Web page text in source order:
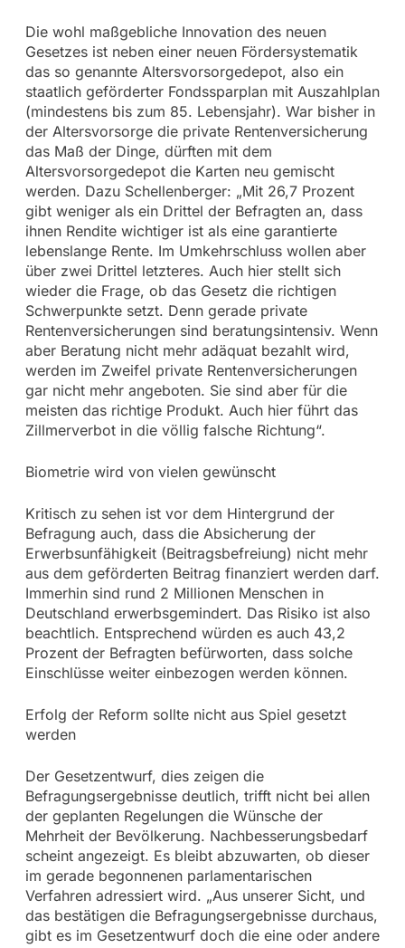
Die wohl maßgebliche Innovation des neuen
Gesetzes ist neben einer neuen Fördersystematik
das so genannte Altersvorsorgedepot, also ein
staatlich geförderter Fondssparplan mit Auszahlplan
(mindestens bis zum 85. Lebensjahr). War bisher in
der Altersvorsorge die private Rentenversicherung
das Maß der Dinge, dürften mit dem
Altersvorsorgedepot die Karten neu gemischt
werden. Dazu Schellenberger: „Mit 26,7 Prozent
gibt weniger als ein Drittel der Befragten an, dass
ihnen Rendite wichtiger ist als eine garantierte
lebenslange Rente. Im Umkehrschluss wollen aber
über zwei Drittel letzteres. Auch hier stellt sich
wieder die Frage, ob das Gesetz die richtigen
Schwerpunkte setzt. Denn gerade private
Rentenversicherungen sind beratungsintensiv. Wenn
aber Beratung nicht mehr adäquat bezahlt wird,
werden im Zweifel private Rentenversicherungen
gar nicht mehr angeboten. Sie sind aber für die
meisten das richtige Produkt. Auch hier führt das
Zillmerverbot in die völlig falsche Richtung“.
Biometrie wird von vielen gewünscht
Kritisch zu sehen ist vor dem Hintergrund der
Befragung auch, dass die Absicherung der
Erwerbsunfähigkeit (Beitragsbefreiung) nicht mehr
aus dem geförderten Beitrag finanziert werden darf.
Immerhin sind rund 2 Millionen Menschen in
Deutschland erwerbsgemindert. Das Risiko ist also
beachtlich. Entsprechend würden es auch 43,2
Prozent der Befragten befürworten, dass solche
Einschlüsse weiter einbezogen werden können.
Erfolg der Reform sollte nicht aus Spiel gesetzt
werden
Der Gesetzentwurf, dies zeigen die
Befragungsergebnisse deutlich, trifft nicht bei allen
der geplanten Regelungen die Wünsche der
Mehrheit der Bevölkerung. Nachbesserungsbedarf
scheint angezeigt. Es bleibt abzuwarten, ob dieser
im gerade begonnenen parlamentarischen
Verfahren adressiert wird. „Aus unserer Sicht, und
das bestätigen die Befragungsergebnisse durchaus,
gibt es im Gesetzentwurf doch die eine oder andere